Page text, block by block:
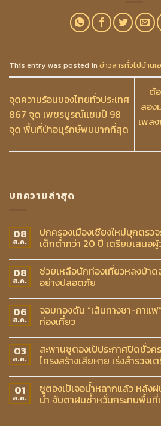
This entry was posted in ข่าวสารทั่วไปบ้านเ
จุดความร้อนของไทยทั่วประเทศ
867 จุด เพชรบูรณ์แชมป์ 98
จุด พื้นที่ป่าอนุรักษ์พบมากที่สุด
ต้
ลอ
เพล
บทความล่าสุด
08
ส.ค.
ปกครองเมืองเชียงใหม่บุกตรว
เด็กต่ำกว่า 20 ปี เตรียมเสนอ
08
ส.ค.
ช่วยเหลือนักท่องเที่ยวหลงป่า
อย่างปลอดภัย
06
ส.ค.
จอมทองดัน “เส้นทางชา-กาแ
ท่องเที่ยว
03
ส.ค.
สะพานซูตองเป้ประกาศปิดชั่ว
โครงสร้างเสียหาย เร่งสำรวจ
01
ส.ค.
ซูตองเป้เจอน้ำหลากแล้ว หลัง
น้ำ จับตาฝนซ้ำหวั่นกระทบพื้นที่